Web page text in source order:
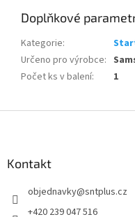
Doplňkové
Kategorie:
Určeno pro výrobce:
Počet ks v balení: 1
Kontakt
objednavky@sntplus.cz
+420 239 047 516